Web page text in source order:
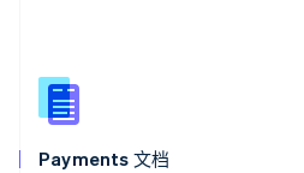
Payments 文档
新西兰
English
匈牙利
English